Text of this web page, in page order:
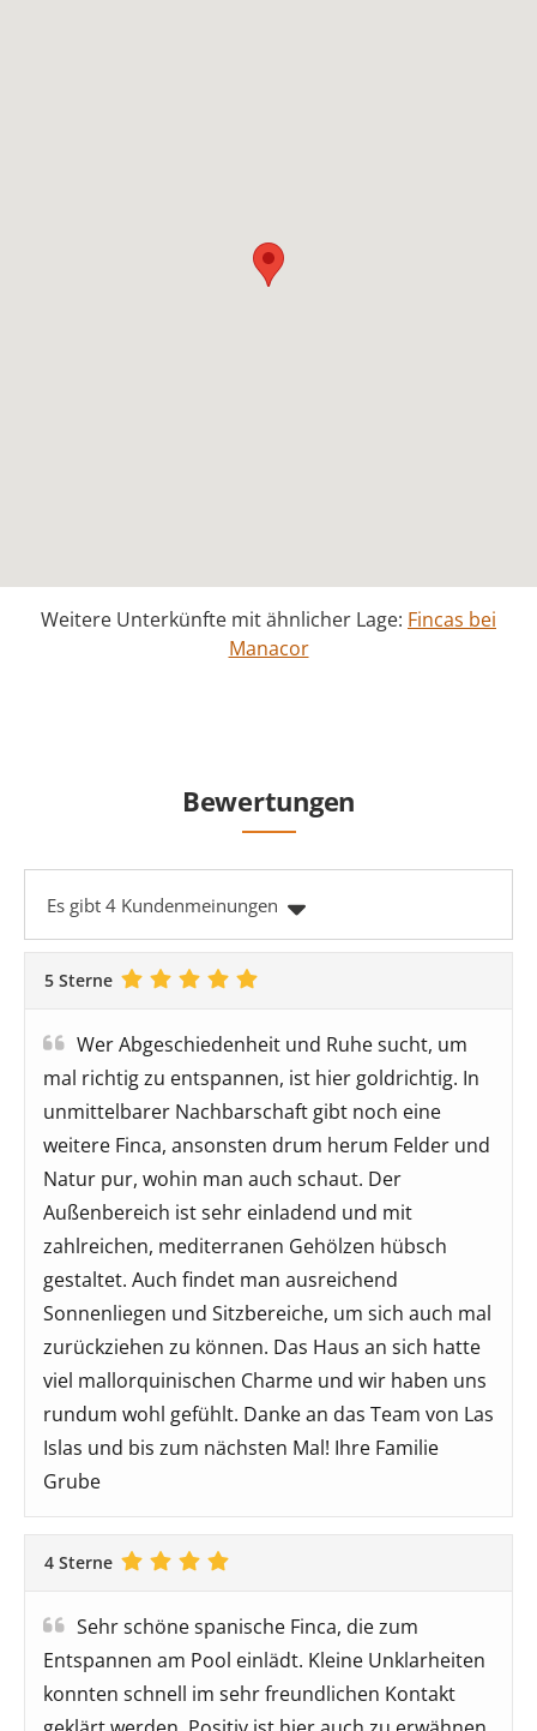
Weitere Unterkünfte mit ähnlicher Lage: Fincas bei
Manacor
Bewertungen
Es gibt 4 Kundenmeinungen
5 Sterne
Wer Abgeschiedenheit und Ruhe sucht, um
mal richtig zu entspannen, ist hier goldrichtig. In
unmittelbarer Nachbarschaft gibt noch eine
weitere Finca, ansonsten drum herum Felder und
Natur pur, wohin man auch schaut. Der
Außenbereich ist sehr einladend und mit
zahlreichen, mediterranen Gehölzen hübsch
gestaltet. Auch findet man ausreichend
Sonnenliegen und Sitzbereiche, um sich auch mal
zurückziehen zu können. Das Haus an sich hatte
viel mallorquinischen Charme und wir haben uns
rundum wohl gefühlt. Danke an das Team von Las
Islas und bis zum nächsten Mal! Ihre Familie
Grube
4 Sterne
Sehr schöne spanische Finca, die zum
Entspannen am Pool einlädt. Kleine Unklarheiten
konnten schnell im sehr freundlichen Kontakt